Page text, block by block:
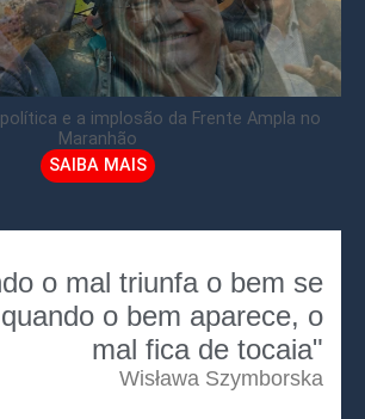
e a implosão da Frente Ampla no
Maranhão
SAIBA MAIS
o mal triunfa o bem se
o bem aparece, o
mal fica de tocaia"
Wisława Szymborska